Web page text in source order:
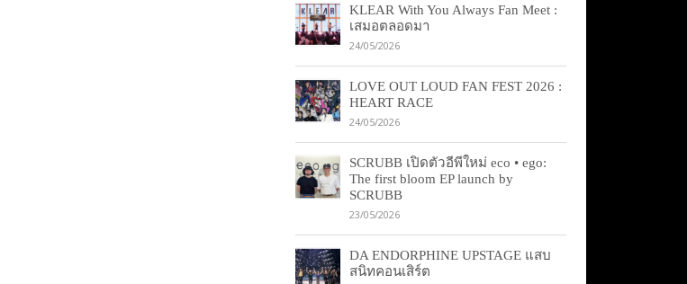
KLEAR With You Always Fan Meet :
เสมอตลอดมา
24/05/2026
LOVE OUT LOUD FAN FEST 2026 :
HEART RACE
24/05/2026
SCRUBB เปิดตัวอีพีใหม่ eco • ego:
The first bloom EP launch by
SCRUBB
23/05/2026
DA ENDORPHINE UPSTAGE แสบ
สนิทคอนเสิร์ต